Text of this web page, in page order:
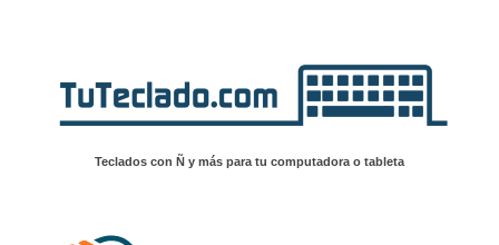
Teclados con Ñ y más para tu computadora o tableta